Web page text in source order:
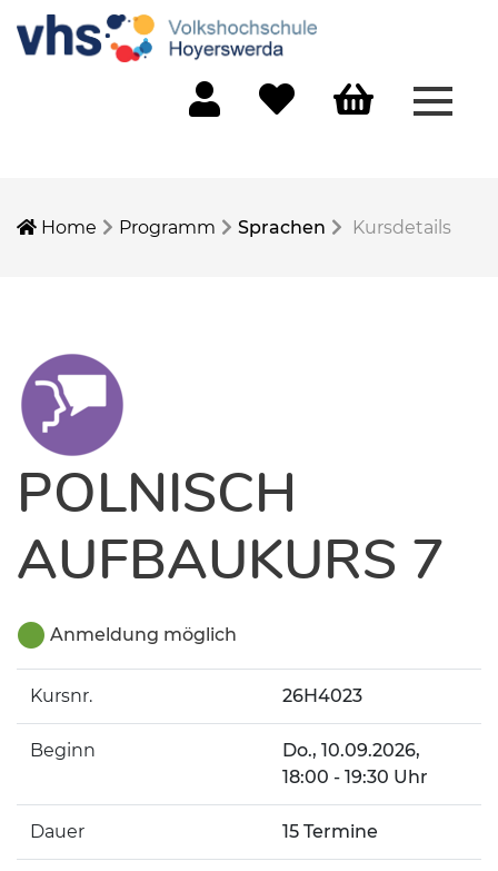
Home Programm Sprachen Kursdetails
POLNISCH
AUFBAUKURS 7
Anmeldung möglich
Kursnr. 26H4023
Beginn Do., 10.09.2026,
18:00 - 19:30 Uhr
Dauer 15 Termine